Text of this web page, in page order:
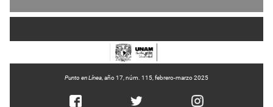
Punto en Línea , año 17, núm. 115, febrero-marzo 2025